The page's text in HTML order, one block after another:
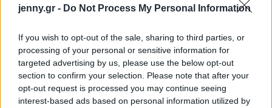
jenny.gr - Do Not Process My Personal Information
If you wish to opt-out of the sale, sharing to third parties, or
processing of your personal or sensitive information for
targeted advertising by us, please use the below opt-out
section to confirm your selection. Please note that after your
opt-out request is processed you may continue seeing
interest-based ads based on personal information utilized by